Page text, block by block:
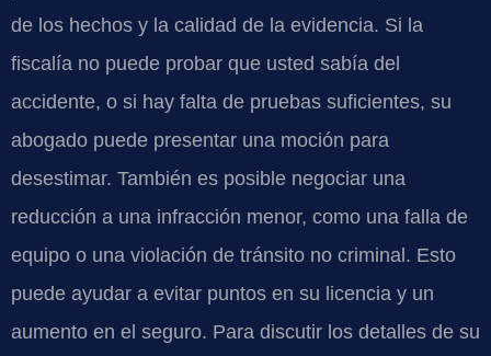
de los hechos y la calidad de la evidencia. Si la
fiscalía no puede probar que usted sabía del
accidente, o si hay falta de pruebas suficientes, su
abogado puede presentar una moción para
desestimar. También es posible negociar una
reducción a una infracción menor, como una falla de
equipo o una violación de tránsito no criminal. Esto
puede ayudar a evitar puntos en su licencia y un
aumento en el seguro. Para discutir los detalles de su